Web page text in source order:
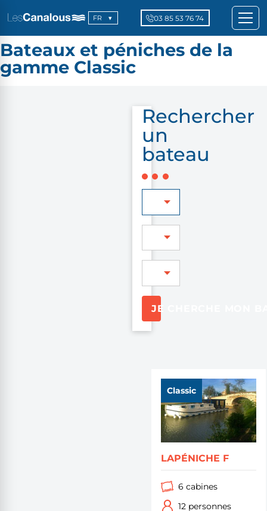
FR 03 85 53 76 74
Bateaux et péniches de la
gamme Classic
Rechercher
un
bateau
JE CHERCHE MON
Classic
LAPÉNICHE F
6 cabines
12 personnes